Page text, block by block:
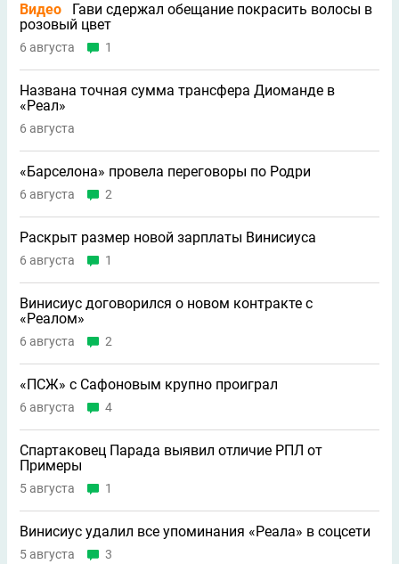
Видео
Гави сдержал обещание покрасить волосы в
розовый цвет
6 августа 1
Названа точная сумма трансфера Диоманде в
«Реал»
6 августа
«Барселона» провела переговоры по Родри
6 августа 2
Раскрыт размер новой зарплаты Винисиуса
6 августа 1
Винисиус договорился о новом контракте с
«Реалом»
6 августа 2
«ПСЖ» с Сафоновым крупно проиграл
6 августа 4
Спартаковец Парада выявил отличие РПЛ от
Примеры
5 августа 1
Винисиус удалил все упоминания «Реала» в соцсети
5 августа 3